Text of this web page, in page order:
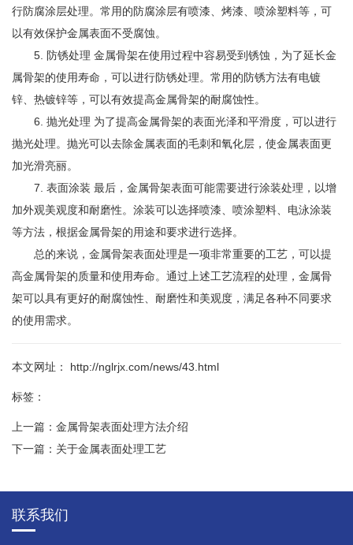
行防腐涂层处理。常用的防腐涂层有喷漆、烤漆、喷涂塑料等，可
以有效保护金属表面不受腐蚀。
5. 防锈处理 金属骨架在使用过程中容易受到锈蚀，为了延长金
属骨架的使用寿命，可以进行防锈处理。常用的防锈方法有电镀
锌、热镀锌等，可以有效提高金属骨架的耐腐蚀性。
6. 抛光处理 为了提高金属骨架的表面光泽和平滑度，可以进行
抛光处理。抛光可以去除金属表面的毛刺和氧化层，使金属表面更
加光滑亮丽。
7. 表面涂装 最后，金属骨架表面可能需要进行涂装处理，以增
加外观美观度和耐磨性。涂装可以选择喷漆、喷涂塑料、电泳涂装
等方法，根据金属骨架的用途和要求进行选择。
总的来说，金属骨架表面处理是一项非常重要的工艺，可以提
高金属骨架的质量和使用寿命。通过上述工艺流程的处理，金属骨
架可以具有更好的耐腐蚀性、耐磨性和美观度，满足各种不同要求
的使用需求。
本文网址： http://nglrjx.com/news/43.html
标签：
上一篇： 金属骨架表面处理方法介绍
下一篇： 关于金属表面处理工艺
联系我们